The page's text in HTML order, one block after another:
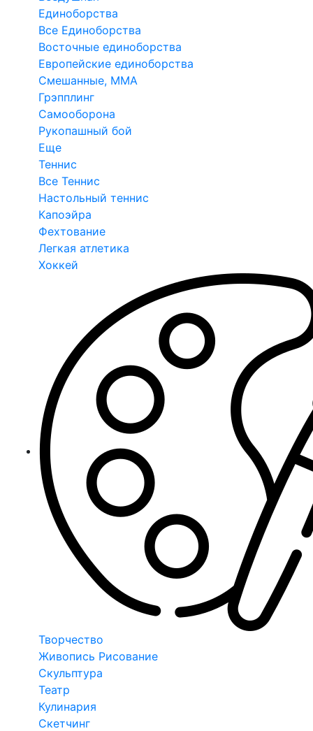
Единоборства
Все Единоборства
Восточные единоборства
Европейские единоборства
Смешанные, ММА
Грэпплинг
Самооборона
Рукопашный бой
Еще
Теннис
Все Теннис
Настольный теннис
Капоэйра
Фехтование
Легкая атлетика
Хоккей
Творчество
Живопись Рисование
Скульптура
Театр
Кулинария
Скетчинг